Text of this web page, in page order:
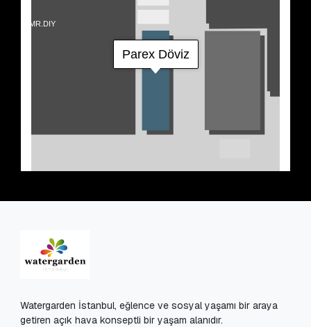
Watergarden İstanbul, eğlence ve sosyal yaşamı bir araya
getiren açık hava konseptli bir yaşam alanıdır.